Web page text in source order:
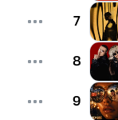
7
8
9